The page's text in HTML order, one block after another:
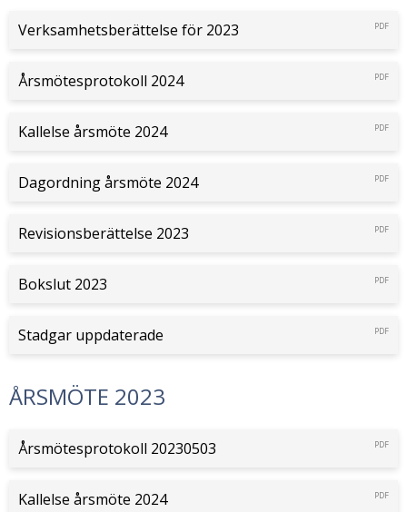
Verksamhetsberättelse för 2023 PDF
Årsmötesprotokoll 2024 PDF
Kallelse årsmöte 2024 PDF
Dagordning årsmöte 2024 PDF
Revisionsberättelse 2023 PDF
Bokslut 2023 PDF
Stadgar uppdaterade PDF
ÅRSMÖTE 2023
Årsmötesprotokoll 20230503 PDF
Kallelse årsmöte 2024 PDF